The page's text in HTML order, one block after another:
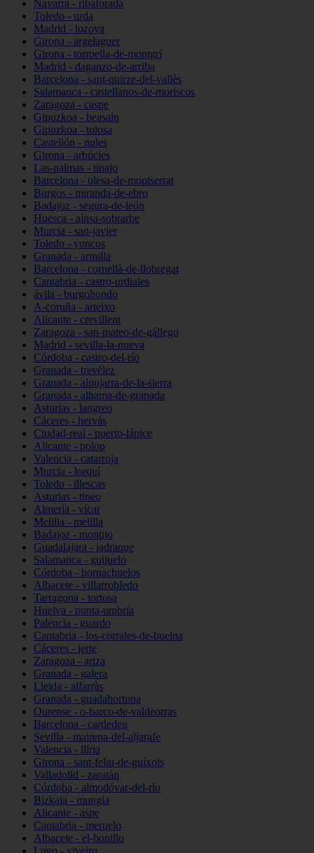
Navarra - ribaforada
Toledo - urda
Madrid - lozoya
Girona - argelaguer
Girona - torroella-de-montgrí
Madrid - daganzo-de-arriba
Barcelona - sant-quirze-del-vallès
Salamanca - castellanos-de-moriscos
Zaragoza - caspe
Gipuzkoa - beasain
Gipuzkoa - tolosa
Castellón - nules
Girona - arbúcies
Las-palmas - tinajo
Barcelona - olesa-de-montserrat
Burgos - miranda-de-ebro
Badajoz - segura-de-león
Huesca - aínsa-sobrarbe
Murcia - san-javier
Toledo - yuncos
Granada - armilla
Barcelona - cornellà-de-llobregat
Cantabria - castro-urdiales
ávila - burgohondo
A-coruña - arteixo
Alicante - crevillent
Zaragoza - san-mateo-de-gállego
Madrid - sevilla-la-nueva
Córdoba - castro-del-río
Granada - trevélez
Granada - alpujarra-de-la-sierra
Granada - alhama-de-granada
Asturias - langreo
Cáceres - hervás
Ciudad-real - puerto-lápice
Alicante - polop
Valencia - catarroja
Murcia - lorquí
Toledo - illescas
Asturias - tineo
Almería - vícar
Melilla - melilla
Badajoz - montijo
Guadalajara - jadraque
Salamanca - guijuelo
Córdoba - hornachuelos
Albacete - villarrobledo
Tarragona - tortosa
Huelva - punta-umbría
Palencia - guardo
Cantabria - los-corrales-de-buelna
Cáceres - jerte
Zaragoza - ariza
Granada - galera
Lleida - alfarràs
Granada - guadahortuna
Ourense - o-barco-de-valdeorras
Barcelona - cardedeu
Sevilla - mairena-del-aljarafe
Valencia - llíria
Girona - sant-feliu-de-guíxols
Valladolid - zaratán
Córdoba - almodóvar-del-río
Bizkaia - mungia
Alicante - aspe
Cantabria - meruelo
Albacete - el-bonillo
Lugo - viveiro